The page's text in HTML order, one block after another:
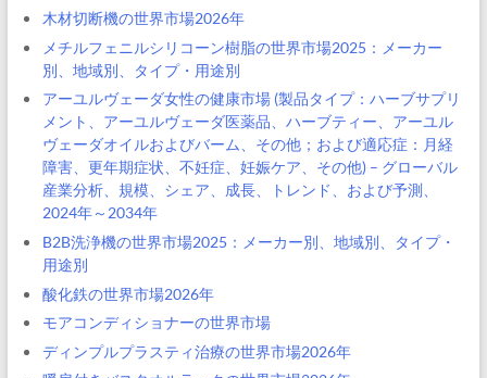
木材切断機の世界市場2026年
メチルフェニルシリコーン樹脂の世界市場2025：メーカー
別、地域別、タイプ・用途別
アーユルヴェーダ女性の健康市場 (製品タイプ：ハーブサプリ
メント、アーユルヴェーダ医薬品、ハーブティー、アーユル
ヴェーダオイルおよびバーム、その他；および適応症：月経
障害、更年期症状、不妊症、妊娠ケア、その他) – グローバル
産業分析、規模、シェア、成長、トレンド、および予測、
2024年～2034年
B2B洗浄機の世界市場2025：メーカー別、地域別、タイプ・
用途別
酸化鉄の世界市場2026年
モアコンディショナーの世界市場
ディンプルプラスティ治療の世界市場2026年